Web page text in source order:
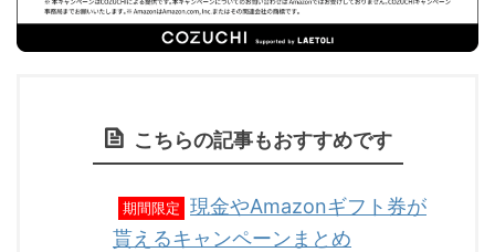
こちらの記事もおすすめです
期間限定
現金やAmazonギフト券が
貰えるキャンペーンまとめ